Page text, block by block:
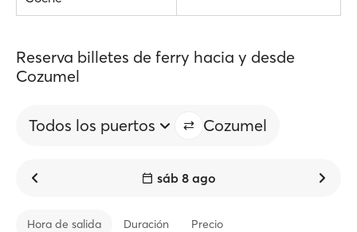
Reserva billetes de ferry hacia y desde
Cozumel
Todos los puertos Cozumel
sáb 8 ago
Hora de salida Duración Precio